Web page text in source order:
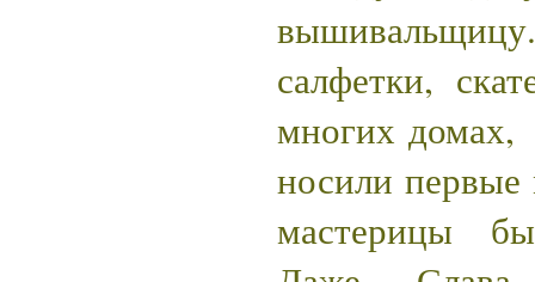
салфетки,
многих домах,
носили
мастерицы